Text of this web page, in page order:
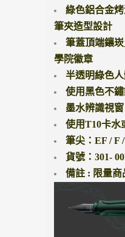
綠色鋁合金
筆夾造型設計
筆蓋頂端鑲
學院徽章
半透明綠色
使用黑色不
墨水辨識視窗
使用T10卡水
筆尖：EF / F
貨號：301-
備註 : 限量商